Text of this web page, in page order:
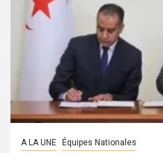
A LA UNE Équipes Nationales